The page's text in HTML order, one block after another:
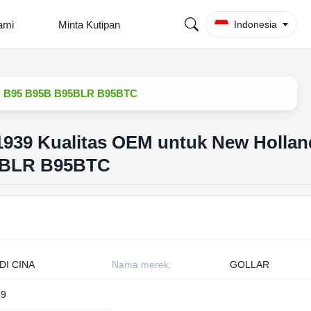
Minta Kutipan Indonesia
B95B B95BLR B95BTC
Kualitas OEM untuk New
B95BTC
CINA Nama merek: GOLLAR